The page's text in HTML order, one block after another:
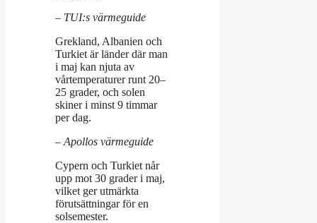
– TUI:s värmeguide
Grekland, Albanien och
Turkiet är länder där man
i maj kan njuta av
vårtemperaturer runt 20–
25 grader, och solen
skiner i minst 9 timmar
per dag.
– Apollos värmeguide
Cypern och Turkiet når
upp mot 30 grader i maj,
vilket ger utmärkta
förutsättningar för en
solsemester.